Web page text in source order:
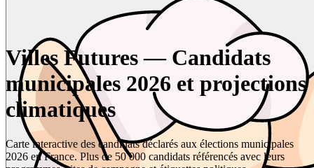
Villes Futures — Candidats
municipales 2026 et projections
climatiques
Carte interactive des candidats déclarés aux élections municipales
2026 en France. Plus de 50 000 candidats référencés avec leurs